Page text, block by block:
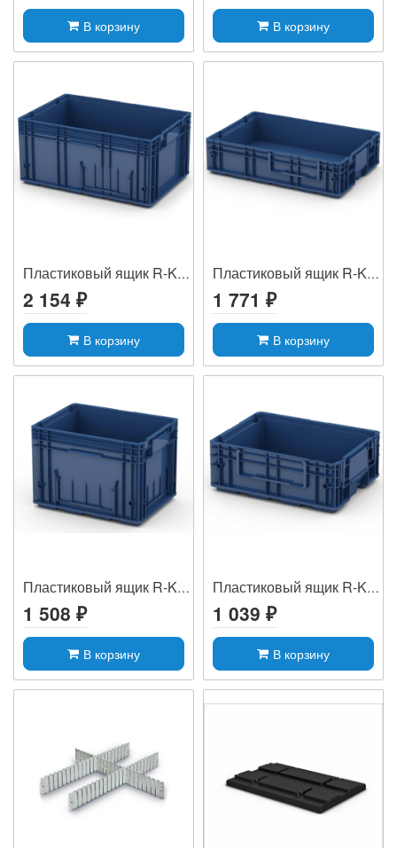
В корзину В корзину
Пластиковый ящик R-KLT 6429
2 154 ₽
В корзину
Пластиковый ящик R-KLT 6415
1 771 ₽
В корзину
Пластиковый ящик R-KLT 4329
1 508 ₽
В корзину
Пластиковый ящик R-KLT 4315
1 039 ₽
В корзину